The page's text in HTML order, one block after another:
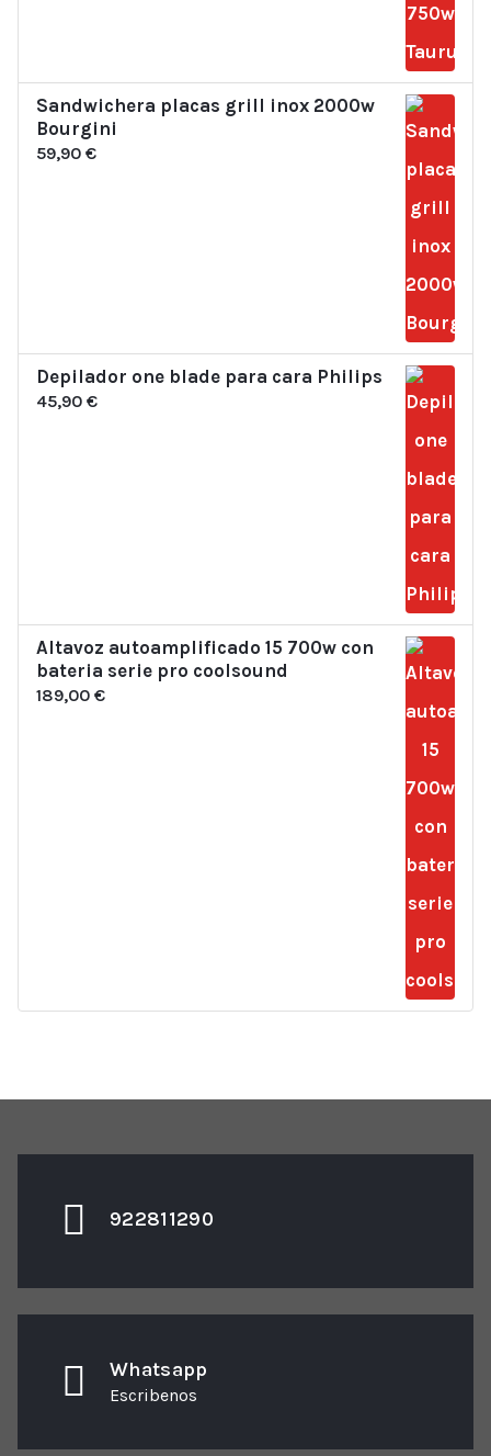
Sandwichera placas grill inox 2000w
Bourgini
59,90 €
Depilador one blade para cara Philips
45,90 €
Altavoz autoamplificado 15 700w con
bateria serie pro coolsound
189,00 €
922811290
Whatsapp
Escribenos